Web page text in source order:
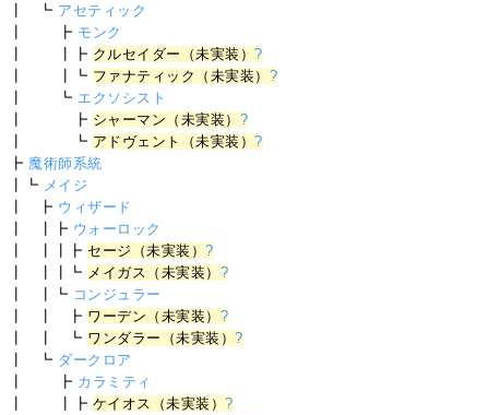
┃ ┗ アセティック
┃ ┣ モンク
┃ ┃┣ クルセイダー（未実装）?
┃ ┃┗ ファナティック（未実装） ?
┃ ┗ エクソシスト
┃ ┣ シャーマン（未実装） ?
┃ ┗ アドヴェント（未実装）?
┣ 魔術師系統
┃┗ メイジ
┃ ┣ ウィザード
┃ ┃┣ ウォーロック
┃ ┃┃┣ セージ（未実装）?
┃ ┃┃┗ メイガス（未実装） ?
┃ ┃┗ コンジュラー
┃ ┃ ┣ ワーデン（未実装） ?
┃ ┃ ┗ ワンダラー（未実装）?
┃ ┗ ダークロア
┃ ┣ カラミティ
┃ ┃┣ ケイオス（未実装）?